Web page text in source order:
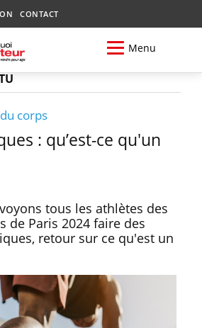
CONTACT
Menu
corps
: qu’est-ce qu'un
tous les athlètes des
de Paris 2024 faire des
retour sur ce qu'est un